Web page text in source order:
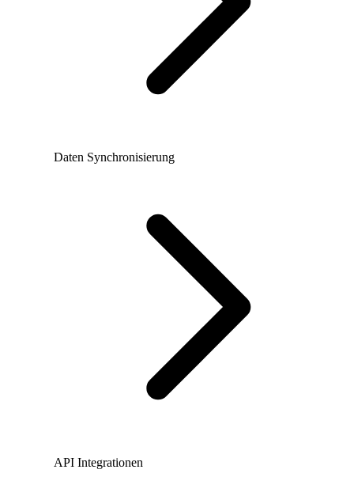
Daten Synchronisierung
API Integrationen